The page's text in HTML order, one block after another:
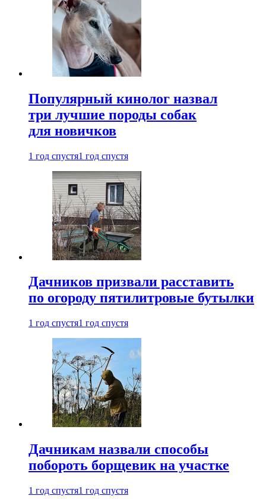
Популярный кинолог назвал
три лучшие породы собак
для новичков
1 год спустя1 год спустя
Дачников призвали расставить
по огороду пятилитровые бутылки
1 год спустя1 год спустя
Дачникам назвали способы
побороть борщевик на участке
1 год спустя1 год спустя